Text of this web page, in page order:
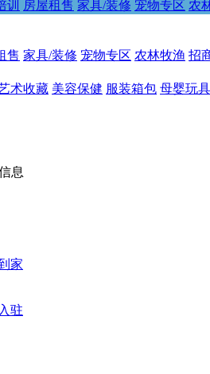
训 房屋租售 家具/装修 宠物专区 农
售 家具/装修 宠物专区 农林牧渔 招
术收藏 美容保健 服装箱包 母婴玩具
息
家
驻